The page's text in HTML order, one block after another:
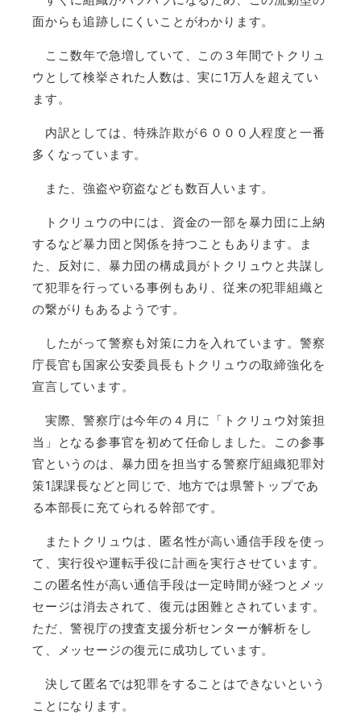
面からも追跡しにくいことがわかります。
ここ数年で急増していて、この３年間でトクリュ
ウとして検挙された人数は、実に1万人を超えてい
ます。
内訳としては、特殊詐欺が６０００人程度と一番
多くなっています。
また、強盗や窃盗なども数百人います。
トクリュウの中には、資金の一部を暴力団に上納
するなど暴力団と関係を持つこともあります。ま
た、反対に、暴力団の構成員がトクリュウと共謀し
て犯罪を行っている事例もあり、従来の犯罪組織と
の繋がりもあるようです。
したがって警察も対策に力を入れています。警察
庁長官も国家公安委員長もトクリュウの取締強化を
宣言しています。
実際、警察庁は今年の４月に「トクリュウ対策担
当」となる参事官を初めて任命しました。この参事
官というのは、暴力団を担当する警察庁組織犯罪対
策1課課長などと同じで、地方では県警トップであ
る本部長に充てられる幹部です。
またトクリュウは、匿名性が高い通信手段を使っ
て、実行役や運転手役に計画を実行させています。
この匿名性が高い通信手段は一定時間が経つとメッ
セージは消去されて、復元は困難とされています。
ただ、警視庁の捜査支援分析センターが解析をし
て、メッセージの復元に成功しています。
決して匿名では犯罪をすることはできないという
ことになります。